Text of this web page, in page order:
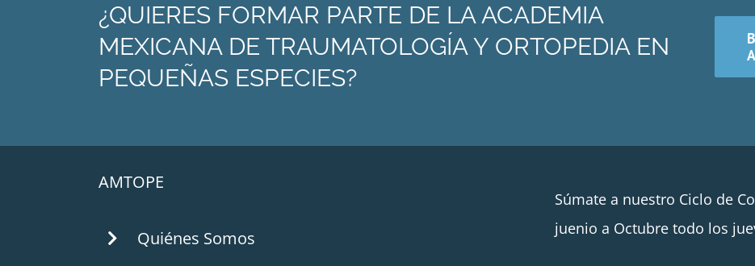
¿QUIERES FORMAR PARTE DE LA ACADEMIA
MEXICANA DE TRAUMATOLOGÍA Y ORTOPEDIA EN
PEQUEÑAS ESPECIES?
AMTOPE
Quiénes Somos
Súmate a nuestro Ciclo de
juenio a Octubre todo los